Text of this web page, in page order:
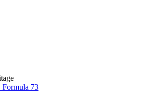
Formula 73